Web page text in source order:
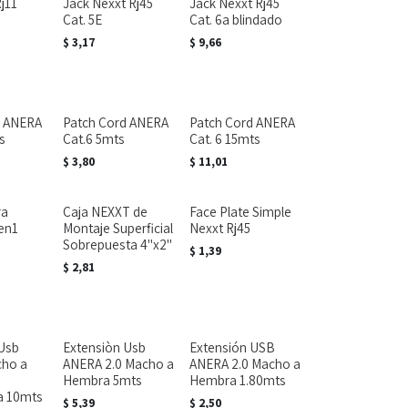
Cat. 5E
$ 3,17
Cat. 6a blindado
$ 9,66
Patch Cord ANERA
Cat.6 5mts
$ 3,80
Patch Cord ANERA
Cat. 6 15mts
$ 11,01
Caja NEXXT de
Montaje Superficial
Sobrepuesta 4"x2"
$ 2,81
Face Plate Simple
Nexxt Rj45
$ 1,39
a
10mts
Extensiòn Usb
ANERA 2.0 Macho a
Hembra 5mts
$ 5,39
Extensión USB
ANERA 2.0 Macho a
Hembra 1.80mts
$ 2,50